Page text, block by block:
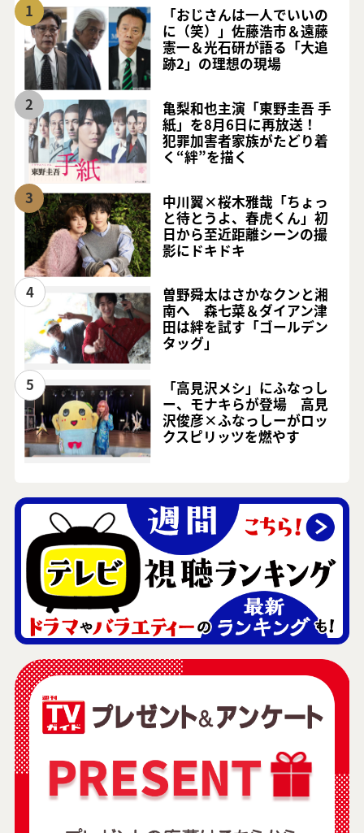
1
「おじさんは一人でいいの
に（笑）」佐藤浩市＆遠藤
憲一＆光石研が語る「大追
跡2」の理想の現場
2
亀梨和也主演「東野圭吾 手
紙」を8月6日に再放送！
犯罪加害者家族がたどり着
く“絆”を描く
3
中川翼×桜木雅哉「ちょっ
と待とうよ、春虎くん」初
日から至近距離シーンの撮
影にドキドキ
4
曽野舜太はさかなクンと湘
南へ 森七菜＆ダイアン津
田は絆を試す「ゴールデン
タッグ」
5
「高見沢メシ」にふなっし
ー、モナキらが登場 高見
沢俊彦×ふなっしーがロッ
クスピリッツを燃やす